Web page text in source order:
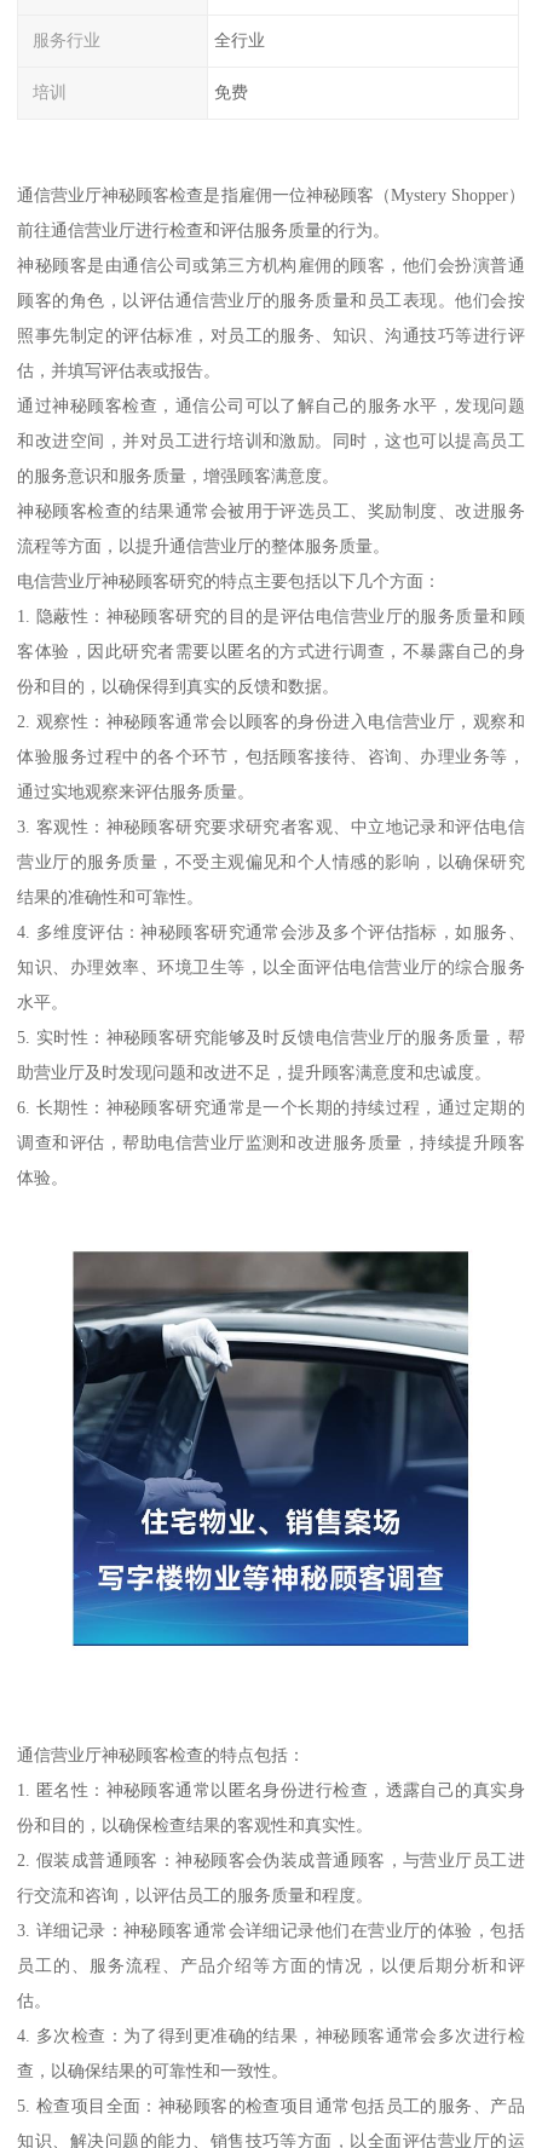
服务行业 全行业
培训 免费
通信营业厅神秘顾客检查是指雇佣一位神秘顾客（Mystery Shopper）
前往通信营业厅进行检查和评估服务质量的行为。
神秘顾客是由通信公司或第三方机构雇佣的顾客，他们会扮演普通
顾客的角色，以评估通信营业厅的服务质量和员工表现。他们会按
照事先制定的评估标准，对员工的服务、知识、沟通技巧等进行评
估，并填写评估表或报告。
通过神秘顾客检查，通信公司可以了解自己的服务水平，发现问题
和改进空间，并对员工进行培训和激励。同时，这也可以提高员工
的服务意识和服务质量，增强顾客满意度。
神秘顾客检查的结果通常会被用于评选员工、奖励制度、改进服务
流程等方面，以提升通信营业厅的整体服务质量。
电信营业厅神秘顾客研究的特点主要包括以下几个方面：
1. 隐蔽性：神秘顾客研究的目的是评估电信营业厅的服务质量和顾
客体验，因此研究者需要以匿名的方式进行调查，不暴露自己的身
份和目的，以确保得到真实的反馈和数据。
2. 观察性：神秘顾客通常会以顾客的身份进入电信营业厅，观察和
体验服务过程中的各个环节，包括顾客接待、咨询、办理业务等，
通过实地观察来评估服务质量。
3. 客观性：神秘顾客研究要求研究者客观、中立地记录和评估电信
营业厅的服务质量，不受主观偏见和个人情感的影响，以确保研究
结果的准确性和可靠性。
4. 多维度评估：神秘顾客研究通常会涉及多个评估指标，如服务、
知识、办理效率、环境卫生等，以全面评估电信营业厅的综合服务
水平。
5. 实时性：神秘顾客研究能够及时反馈电信营业厅的服务质量，帮
助营业厅及时发现问题和改进不足，提升顾客满意度和忠诚度。
6. 长期性：神秘顾客研究通常是一个长期的持续过程，通过定期的
调查和评估，帮助电信营业厅监测和改进服务质量，持续提升顾客
体验。
通信营业厅神秘顾客检查的特点包括：
1. 匿名性：神秘顾客通常以匿名身份进行检查，透露自己的真实身
份和目的，以确保检查结果的客观性和真实性。
2. 假装成普通顾客：神秘顾客会伪装成普通顾客，与营业厅员工进
行交流和咨询，以评估员工的服务质量和程度。
3. 详细记录：神秘顾客通常会详细记录他们在营业厅的体验，包括
员工的、服务流程、产品介绍等方面的情况，以便后期分析和评
估。
4. 多次检查：为了得到更准确的结果，神秘顾客通常会多次进行检
查，以确保结果的可靠性和一致性。
5. 检查项目全面：神秘顾客的检查项目通常包括员工的服务、产品
知识、解决问题的能力、销售技巧等方面，以全面评估营业厅的运